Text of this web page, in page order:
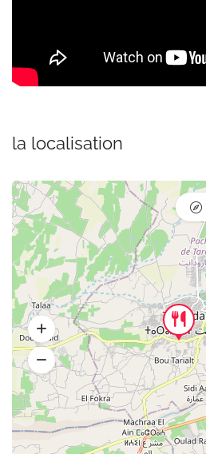
la localisation